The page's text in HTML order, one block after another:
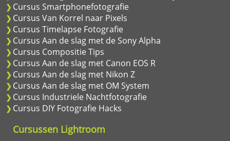
Cursus Smartphonefotografie
Cursus Van Korrel naar Pixels
Cursus Timelapse Fotografie
Cursus Aan de slag met de Sony Alpha
Cursus Compositie Tips
Cursus Aan de slag met Canon EOS R
Cursus Aan de slag met Nikon Z
Cursus Aan de slag met OM System
Cursus Industriele Nachtfotografie
Cursus DIY Fotografie Hacks
Cursussen Lightroom